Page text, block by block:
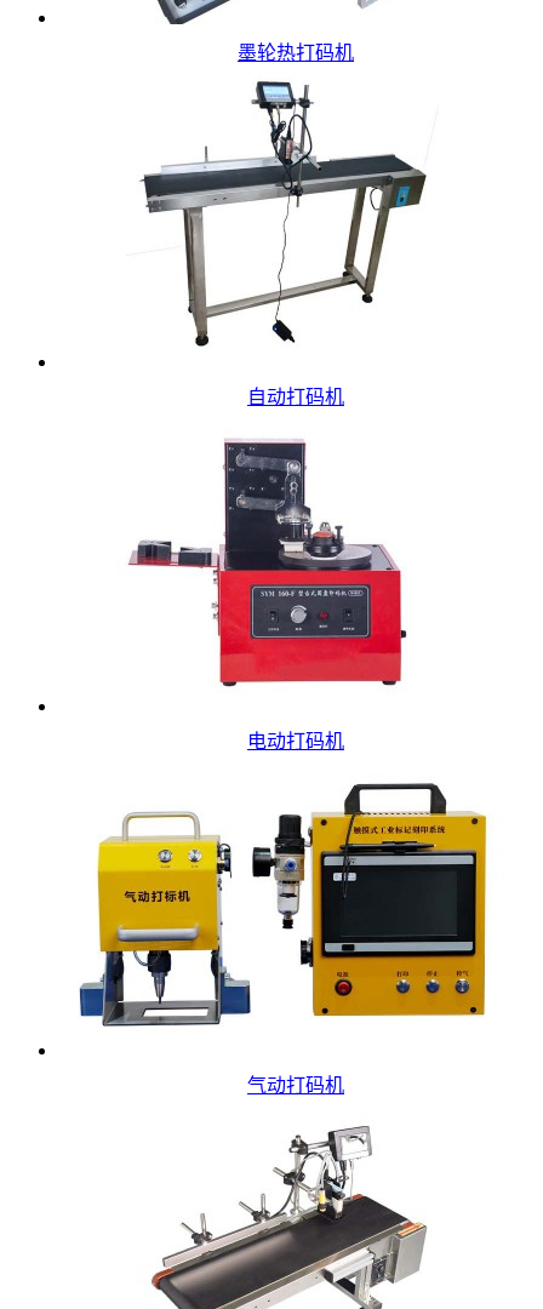
墨轮热打码机
自动打码机
电动打码机
气动打码机